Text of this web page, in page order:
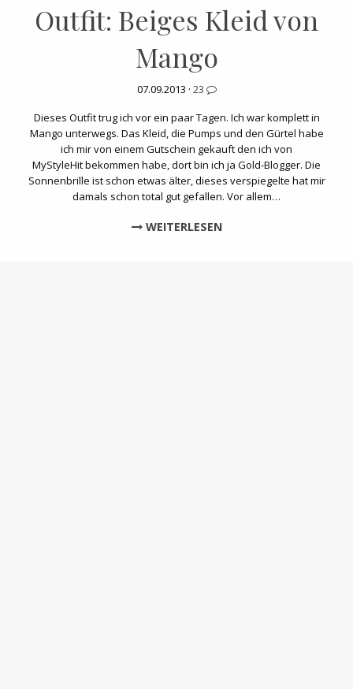
Outfit: Beiges Kleid von
Mango
07.09.2013 · 23
Dieses Outfit trug ich vor ein paar Tagen. Ich war komplett in
Mango unterwegs. Das Kleid, die Pumps und den Gürtel habe
ich mir von einem Gutschein gekauft den ich von
MyStyleHit bekommen habe, dort bin ich ja Gold-Blogger. Die
Sonnenbrille ist schon etwas älter, dieses verspiegelte hat mir
damals schon total gut gefallen. Vor allem…
WEITERLESEN